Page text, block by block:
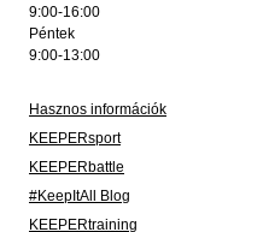
9:00-16:00
Péntek
9:00-13:00
Hasznos információk
KEEPERsport
KEEPERbattle
#KeepItAll Blog
KEEPERtraining